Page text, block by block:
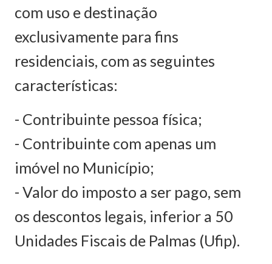
com uso e destinação
exclusivamente para fins
residenciais, com as seguintes
características:
- Contribuinte pessoa física;
- Contribuinte com apenas um
imóvel no Município;
- Valor do imposto a ser pago, sem
os descontos legais, inferior a 50
Unidades Fiscais de Palmas (Ufip).